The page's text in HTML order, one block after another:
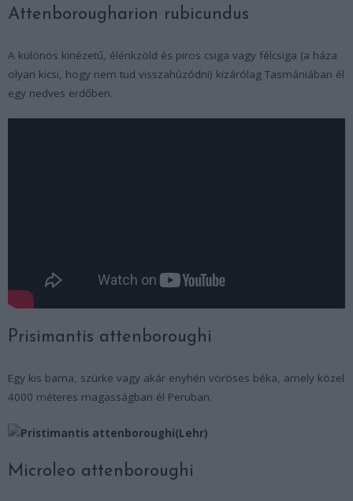
Attenborougharion rubicundus
A különös kinézetű, élénkzöld és piros csiga vagy félcsiga (a háza
olyan kicsi, hogy nem tud visszahúzódni) kizárólag Tasmániában él
egy nedves erdőben.
Prisimantis attenboroughi
Egy kis barna, szürke vagy akár enyhén vöröses béka, amely közel
4000 méteres magasságban él Peruban.
Microleo attenboroughi